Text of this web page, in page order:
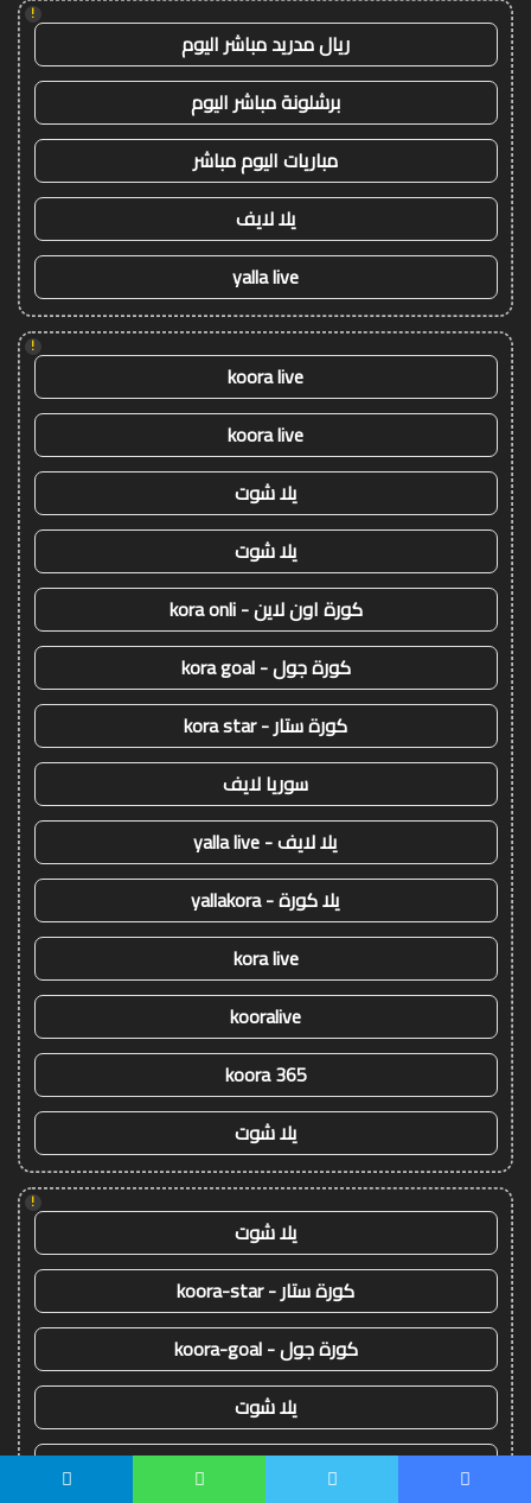
!
ريال مدريد مباشر اليوم
برشلونة مباشر اليوم
مباريات اليوم مباشر
يلا لايف
yalla live
!
koora live
koora live
يلا شوت
يلا شوت
كورة اون لاين - kora onli
كورة جول - kora goal
كورة ستار - kora star
سوريا لايف
يلا لايف - yalla live
يلا كورة - yallakora
kora live
kooralive
koora 365
يلا شوت
!
يلا شوت
كورة ستار - koora-star
كورة جول - koora-goal
يلا شوت
yalla shoot